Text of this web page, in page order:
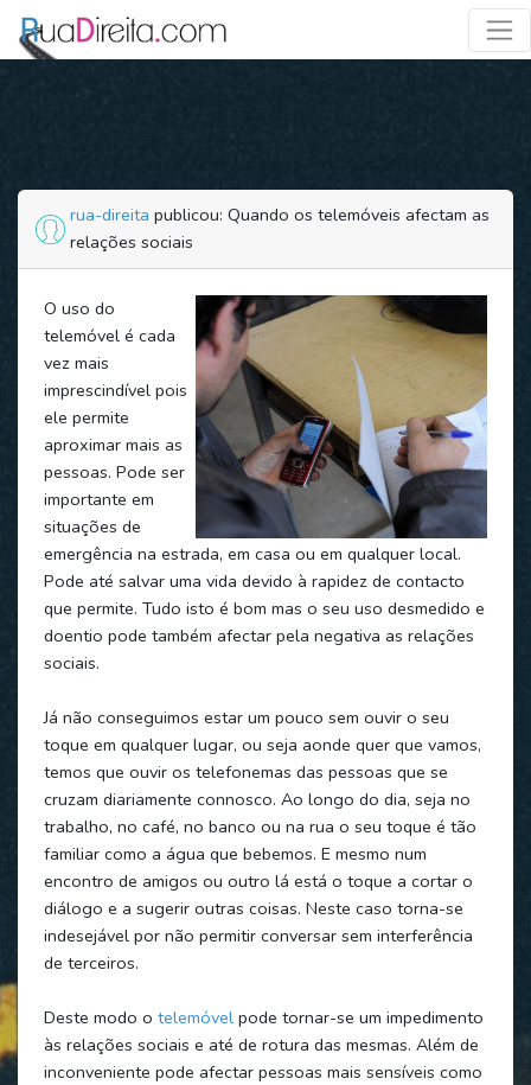
rua-direita publicou: Quando os telemóveis afectam as
relações sociais
O uso do
telemóvel é cada
vez mais
imprescindível pois
ele permite
aproximar mais as
pessoas. Pode ser
importante em
situações de
emergência na estrada, em casa ou em qualquer local.
Pode até salvar uma vida devido à rapidez de contacto
que permite. Tudo isto é bom mas o seu uso desmedido e
doentio pode também afectar pela negativa as relações
sociais.
Já não conseguimos estar um pouco sem ouvir o seu
toque em qualquer lugar, ou seja aonde quer que vamos,
temos que ouvir os telefonemas das pessoas que se
cruzam diariamente connosco. Ao longo do dia, seja no
trabalho, no café, no banco ou na rua o seu toque é tão
familiar como a água que bebemos. E mesmo num
encontro de amigos ou outro lá está o toque a cortar o
diálogo e a sugerir outras coisas. Neste caso torna-se
indesejável por não permitir conversar sem interferência
de terceiros.
Deste modo o telemóvelpode tornar-se um impedimento
às relações sociais e até de rotura das mesmas. Além de
inconveniente pode afectar pessoas mais sensíveis como